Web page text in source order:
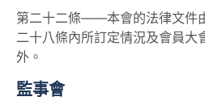
第二十二條——本會的法律文件
二十八條內所訂定情況及會員大
外。
監事會